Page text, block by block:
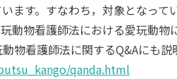
ます。すなわち，対象となっ
動物看護師法における愛玩動物
物看護師法に関するQ&Aにも説
qanda.html